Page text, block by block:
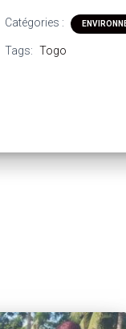
Catégories :
Tags: Togo